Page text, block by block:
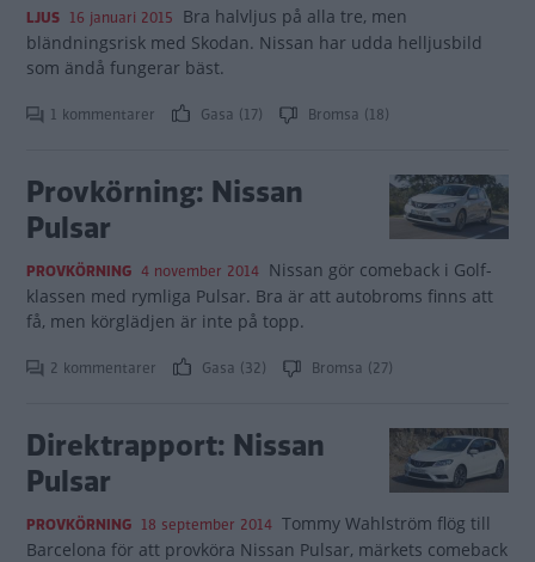
LJUS 16 januari 2015 Bra halvljus på alla tre, men
bländningsrisk med Skodan. Nissan har udda helljusbild
som ändå fungerar bäst.
1 kommentarer Gasa (17) Bromsa (18)
Provkörning: Nissan
Pulsar
PROVKÖRNING 4 november 2014 Nissan gör comeback i Golf-
klassen med rymliga Pulsar. Bra är att autobroms finns att
få, men körglädjen är inte på topp.
2 kommentarer Gasa (32) Bromsa (27)
Direktrapport: Nissan
Pulsar
PROVKÖRNING 18 september 2014 Tommy Wahlström flög till
Barcelona för att provköra Nissan Pulsar, märkets comeback